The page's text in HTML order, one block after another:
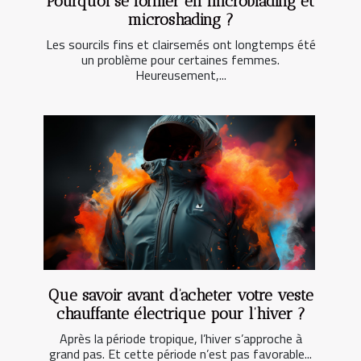
microshading ?
Les sourcils fins et clairsemés ont longtemps été
un problème pour certaines femmes.
Heureusement,...
Que savoir avant d’acheter votre veste
chauffante électrique pour l’hiver ?
Après la période tropique, l’hiver s’approche à
grand pas. Et cette période n’est pas favorable...